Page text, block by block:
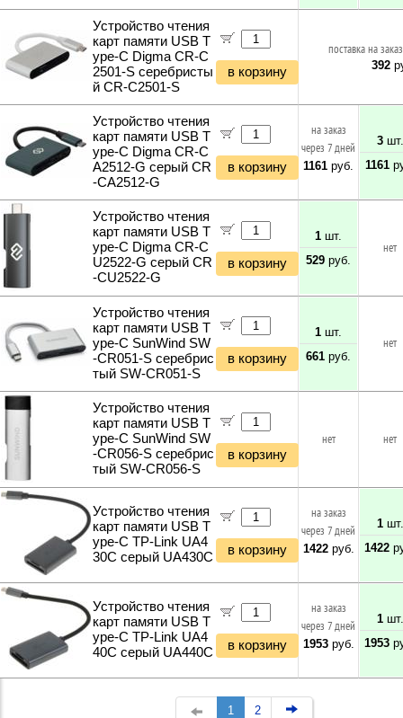
Устройство чтения
карт памяти USB T
ype-C Digma CR-C
2501-S серебристы
й CR-С2501-S
в корзину
поставка на
392
Устройство чтения
карт памяти USB T
ype-C Digma CR-C
A2512-G серый CR
-СA2512-G
в корзину
на заказ
через 7 дней
1161 руб.
3шт.
1161
Устройство чтения
карт памяти USB T
ype-C Digma CR-C
U2522-G серый CR
-СU2522-G
в корзину
1 шт.
529 руб.
нет
Устройство чтения
карт памяти USB T
ype-C SunWind SW
-CR051-S серебрис
тый SW-CR051-S
в корзину
1 шт.
661 руб.
нет
Устройство чтения
карт памяти USB T
ype-C SunWind SW
-CR056-S серебрис
тый SW-CR056-S
в корзину
нет нет
Устройство чтения
карт памяти USB T
ype-C TP-Link UA4
30C серый UA430C
в корзину
на заказ
через 7 дней
1422руб.
1шт.
1422
Устройство чтения
карт памяти USB T
ype-C TP-Link UA4
40C серый UA440C
в корзину
на заказ
через 7 дней
1953руб.
1шт.
1953
1 2